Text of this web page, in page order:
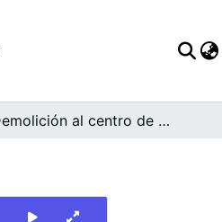
Demolición al centro de la ciudad.